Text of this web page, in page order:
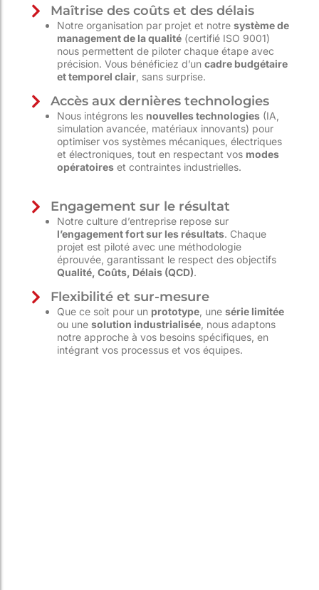
Maîtrise des coûts et des délais
Notre organisation par projet et notre système de
management de la qualité (certifié ISO 9001)
nous permettent de piloter chaque étape avec
précision. Vous bénéficiez d’un cadre budgétaire
et temporel clair , sans surprise.
Accès aux dernières technologies
Nous intégrons les nouvelles technologies (IA,
simulation avancée, matériaux innovants) pour
optimiser vos systèmes mécaniques, électriques
et électroniques, tout en respectant vos modes
opératoires et contraintes industrielles.
Engagement sur le résultat
Notre culture d’entreprise repose sur
l’engagement fort sur les résultats. Chaque
projet est piloté avec une méthodologie
éprouvée, garantissant le respect des objectifs
Qualité, Coûts, Délais (QCD).
Flexibilité et sur-mesure
Que ce soit pour un prototype , une série limitée
ou une solution industrialisée , nous adaptons
notre approche à vos besoins spécifiques, en
intégrant vos processus et vos équipes.